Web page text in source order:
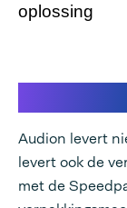
oplossing
Audion levert
levert ook de
met de